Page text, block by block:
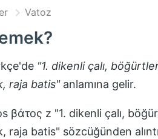
Vatoz
"1. dikenli çalı,
raja batis"anlamına gelir.
βάτος z "1. dikenli çalı,
raja batis" sözcüğünden